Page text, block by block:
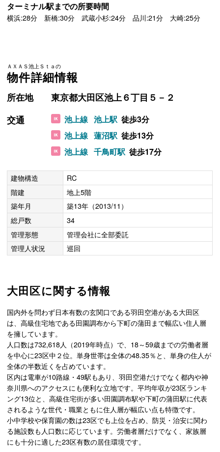
ターミナル駅までの所要時間
横浜:28分 新橋:30分 武蔵小杉:24分 品川:21分 大崎:25分
ＡＸＡＳ池上Ｓｔａの
物件詳細情報
所在地
東京都大田区池上６丁目５－２
交通
池上線 池上駅 徒歩3分
池上線 蓮沼駅 徒歩13分
池上線 千鳥町駅 徒歩17分
建物構造
RC
階建
地上5階
築年月
築13年（2013/11）
総戸数
34
管理形態
管理会社に全部委託
管理人状況
巡回
大田区に関する情報
国内外を問わず日本有数の玄関口である羽田空港がある大田区
は、高級住宅地である田園調布から下町の蒲田まで幅広い住人層
を擁しています。
人口数は732,618人（2019年時点）で、18～59歳までの労働者層
を中心に23区中２位。単身世帯は全体の48.35％と、単身の住人が
全体の半数近くを占めています。
区内は電車が10路線・49駅もあり、羽田空港だけでなく都内や神
奈川県へのアクセスにも便利な立地です。平均年収が23区ランキ
ング13位と、高級住宅街が多い田園調布駅や下町の蒲田駅に代表
されるような世代・職業ともに住人層が幅広い点も特徴です。
小中学校や保育園の数は23区でも上位を占め、防災・治安に関わ
る施設数も人口数に応じています。労働者層だけでなく、家族層
にも十分に適した23区有数の居住環境です。